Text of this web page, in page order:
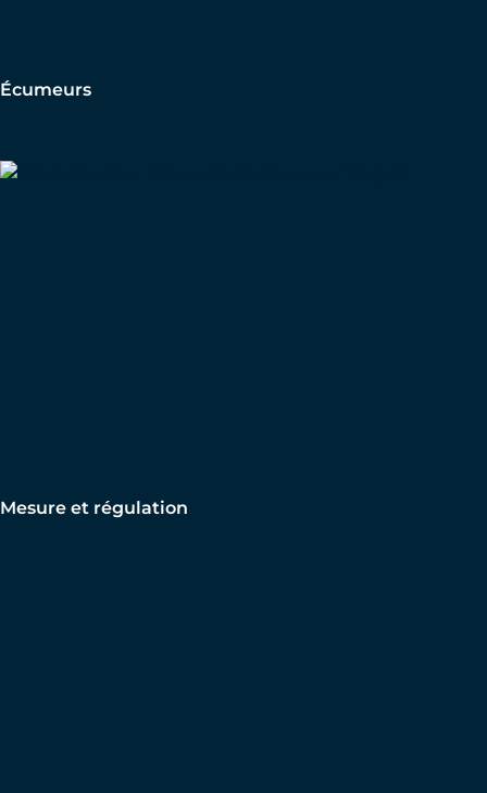
Écumeurs
Mesure et régulation